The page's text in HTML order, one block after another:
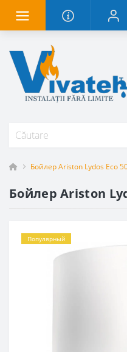
Бойлер Ariston Lydos Eco
Бойлер Ariston
Популярный